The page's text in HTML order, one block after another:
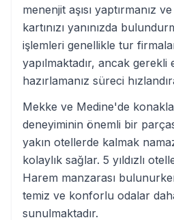
menenjit aşısı yaptırmanız
kartınızı yanınızda
işlemleri genellikle tur
yapılmaktadır, ancak gerekli
hazırlamanız süreci
Mekke ve Medine'de
deneyiminin önemli bir
yakın otellerde kalmak
kolaylık sağlar. 5 yıldızlı
Harem manzarası
temiz ve konforlu odalar
sunulmaktadır.